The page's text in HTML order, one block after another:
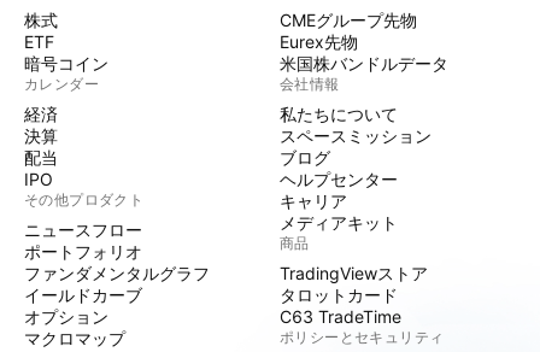
株式
ETF
暗号コイン
カレンダー
経済
決算
配当
IPO
その他プロダクト
ニュースフロー
ポートフォリオ
ファンダメンタルグラフ
イールドカーブ
オプション
マクロマップ
CMEグループ先物
Eurex先物
米国株バンドルデータ
会社情報
私たちについて
スペースミッション
ブログ
ヘルプセンター
キャリア
メディアキット
商品
TradingViewストア
タロットカード
C63 TradeTime
ポリシーとセキュリティ